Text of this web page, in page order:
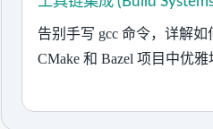
告别手写 gcc 命令，详解如
CMake 和 Bazel 项目中优雅